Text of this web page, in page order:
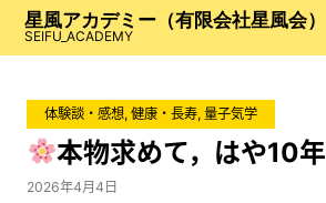
星風アカデミー（有限会社星風会）
SEIFU_ACADEMY
体験談・感想, 健康・長寿, 量子気学
本物求めて，はや10年
2026年4月4日